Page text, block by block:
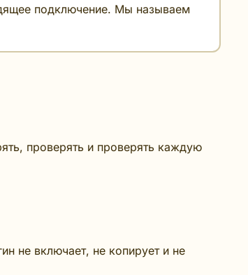
подключение. Мы называем
проверять и проверять каждую
не включает, не копирует и не